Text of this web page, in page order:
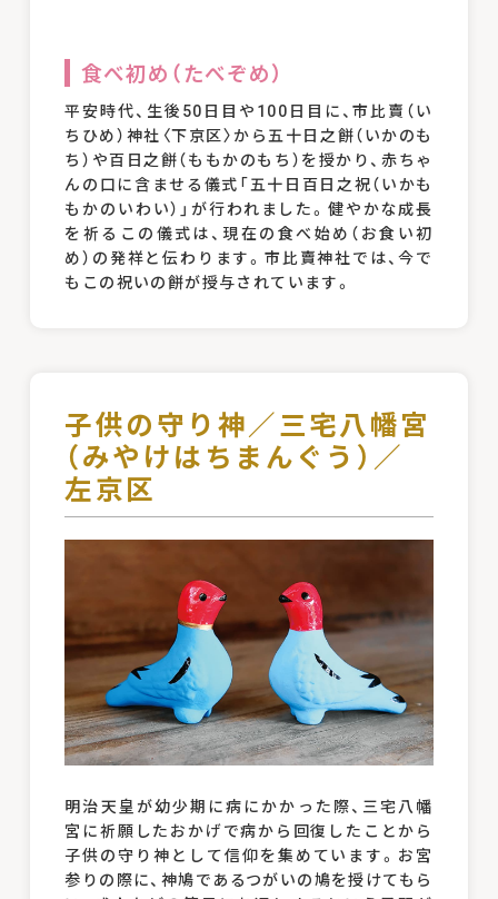
食べ初め（たべぞめ）
平安時代、生後50日目や100日目に、市比賣（い
ちひめ）神社〈下京区〉から五十日之餅（いかのも
ち）や百日之餅（ももかのもち）を授かり、赤ちゃ
んの口に含ませる儀式「五十日百日之祝（いかも
もかのいわい）」が行われました。健やかな成長
を祈るこの儀式は、現在の食べ始め（お食い初
め）の発祥と伝わります。市比賣神社では、今で
もこの祝いの餅が授与されています。
子供の守り神／三宅八幡宮
（みやけはちまんぐう）／
左京区
明治天皇が幼少期に病にかかった際、三宅八幡
宮に祈願したおかげで病から回復したことから
子供の守り神として信仰を集めています。お宮
参りの際に、神鳩であるつがいの鳩を授けてもら